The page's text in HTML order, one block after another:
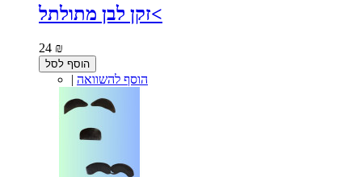
זקן לבן מתולתל<
24 ₪
הוסף לסל
| הוסף להשוואה